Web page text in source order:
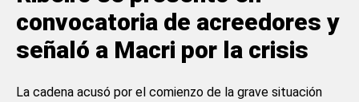
convocatoria de acreedores y
señaló a Macri por la crisis
La cadena acusó por el comienzo de la grave situación